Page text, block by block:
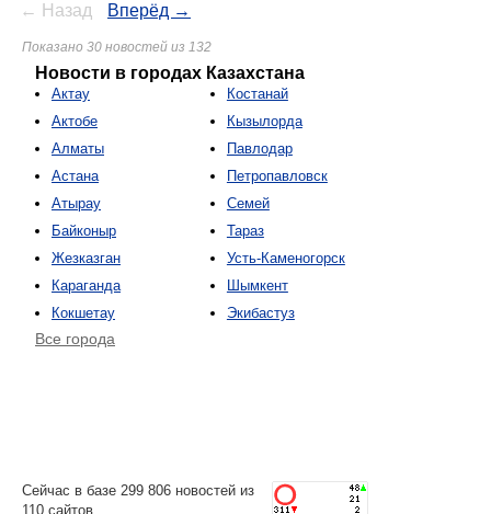
← Назад Вперёд →
Показано 30 новостей из 132
Новости в городах Казахстана
Актау
Актобе
Алматы
Астана
Атырау
Байконыр
Жезказган
Караганда
Кокшетау
Костанай
Кызылорда
Павлодар
Петропавловск
Семей
Тараз
Усть-Каменогорск
Шымкент
Экибастуз
Все города
Сейчас в базе 299 806 новостей из
110 сайтов